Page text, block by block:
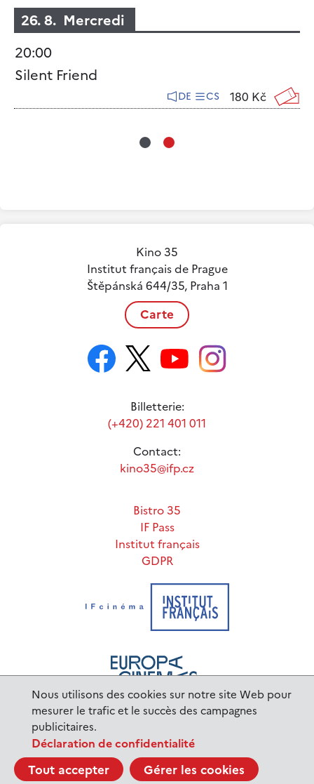
Nous utilisons des cookies sur notre site Web pour
mesurer le trafic et le succès des campagnes
publicitaires.
Déclaration de confidentialité
Tout accepter Gérer les cookies
26. 8. Mercredi
20:00
Silent Friend
DE CS 180 Kč
* *
Kino 35
Institut français de Prague
Štěpánská 644/35, Praha 1
Carte
Billetterie:
(+420) 221 401 011
Contact:
kino35@ifp.cz
Bistro 35
IF Pass
Institut français
GDPR
© 2023 Institut français de Prague |
code:BurnITdesign:Tajpej Design